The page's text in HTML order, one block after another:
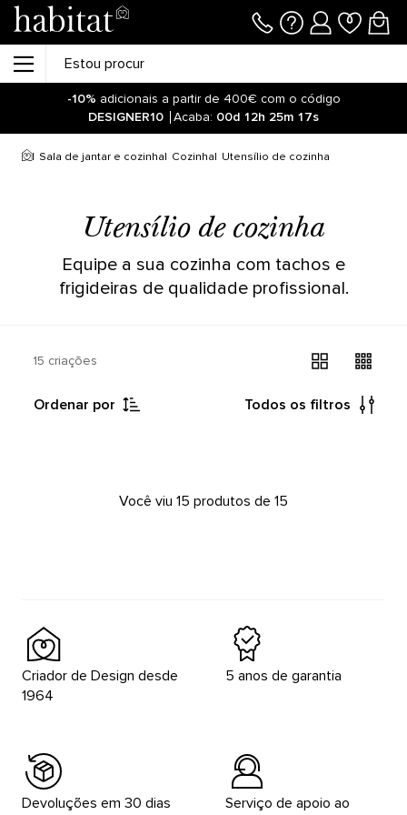
-10% adicionais a partir de 400€ com o código
DESIGNER10
Acaba: 00d 12h 25m 17s
Sala de jantar e cozinha Cozinha Utensílio de cozinha
Utensílio de cozinha
Equipe a sua cozinha com tachos e
frigideiras de qualidade profissional.
15 criações
Ordenar por Todos os filtros
Você viu 15 produtos de 15
Criador de Design desde
1964
5 anos de garantia
Devoluções em 30 dias
Serviço de apoio ao